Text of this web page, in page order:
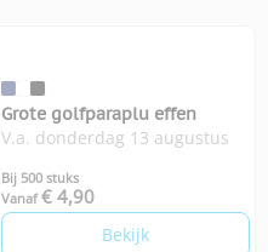
Grote golfparaplu effen
V.a. donderdag 13 augustus
Bij 500 stuks
Vanaf € 4,90
Bekijk